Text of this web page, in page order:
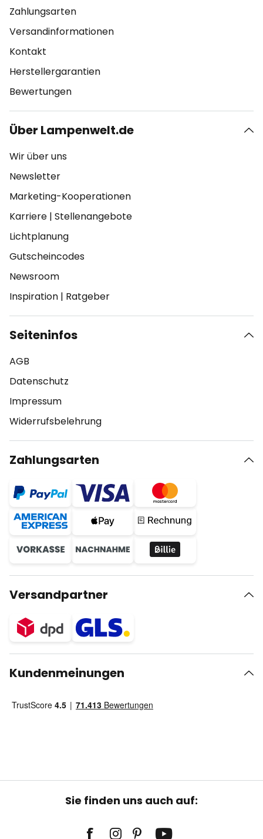
Zahlungsarten
Versandinformationen
Kontakt
Herstellergarantien
Bewertungen
Über Lampenwelt.de
Wir über uns
Newsletter
Marketing-Kooperationen
Karriere | Stellenangebote
Lichtplanung
Gutscheincodes
Newsroom
Inspiration | Ratgeber
Seiteninfos
AGB
Datenschutz
Impressum
Widerrufsbelehrung
Zahlungsarten
Versandpartner
Kundenmeinungen
Sie finden uns auch auf: